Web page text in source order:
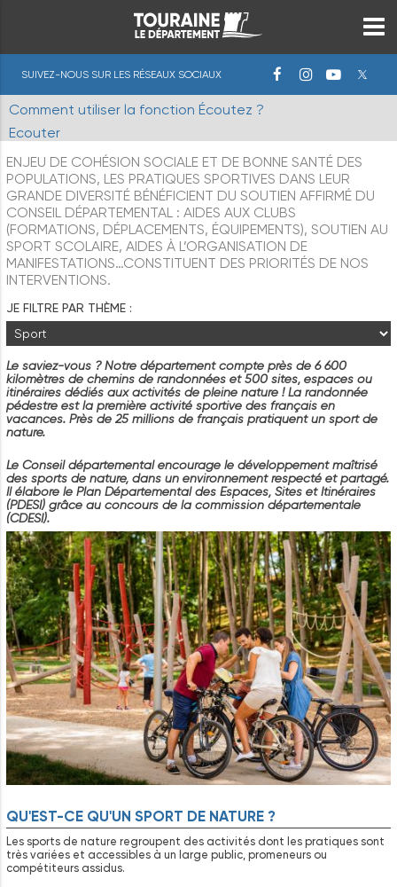
SUIVEZ-NOUS SUR LES RÉSEAUX SOCIAUX
Comment utiliser la fonction Écoutez ?
Ecouter
ENJEU DE COHÉSION SOCIALE ET DE BONNE SANTÉ DES
POPULATIONS, LES PRATIQUES SPORTIVES DANS LEUR
GRANDE DIVERSITÉ BÉNÉFICIENT DU SOUTIEN AFFIRMÉ DU
CONSEIL DÉPARTEMENTAL : AIDES AUX CLUBS
(FORMATIONS, DÉPLACEMENTS, ÉQUIPEMENTS), SOUTIEN AU
SPORT SCOLAIRE, AIDES À L’ORGANISATION DE
MANIFESTATIONS…CONSTITUENT DES PRIORITÉS DE NOS
INTERVENTIONS.
JE FILTRE PAR THÈME :
Le saviez-vous ? Notre département compte près de 6 600
kilomètres de chemins de randonnées et 500 sites, espaces ou
itinéraires dédiés aux activités de pleine nature ! La randonnée
pédestre est la première activité sportive des français en
vacances. Près de 25 millions de français pratiquent un sport de
nature.
Le Conseil départemental encourage le développement maîtrisé
des sports de nature, dans un environnement respecté et partagé.
Il élabore le Plan Départemental des Espaces, Sites et Itinéraires
(PDESI) grâce au concours de la commission départementale
(CDESI).
QU'EST-CE QU'UN SPORT DE NATURE ?
Les sports de nature regroupent des activités dont les pratiques sont
très variées et accessibles à un large public, promeneurs ou
compétiteurs assidus.